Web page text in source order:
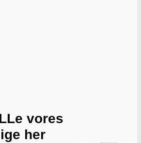
vores
her